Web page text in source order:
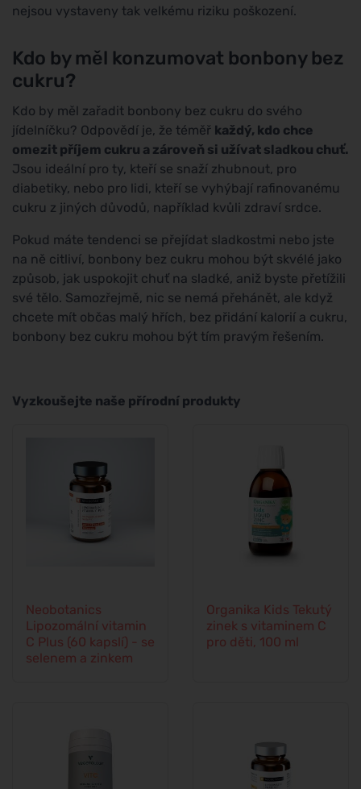
nejsou vystaveny tak velkému riziku poškození.
Kdo by měl konzumovat bonbony bez
cukru?
Kdo by měl zařadit bonbony bez cukru do svého
jídelníčku? Odpovědí je, že téměř každý, kdo chce
omezit příjem cukru a zároveň si užívat sladkou chuť.
Jsou ideální pro ty, kteří se snaží zhubnout, pro
diabetiky, nebo pro lidi, kteří se vyhýbají rafinovanému
cukru z jiných důvodů, například kvůli zdraví srdce.
Pokud máte tendenci se přejídat sladkostmi nebo jste
na ně citliví, bonbony bez cukru mohou být skvélé jako
způsob, jak uspokojit chuť na sladké, aniž byste přetížili
své tělo. Samozřejmě, nic se nemá přehánět, ale když
chcete mít občas malý hřích, bez přidání kalorií a cukru,
bonbony bez cukru mohou být tím pravým řešením.
Vyzkoušejte naše přírodní produkty
Neobotanics
Lipozomální vitamin
C Plus (60 kapslí) - se
selenem a zinkem
Organika Kids Tekutý
zinek s vitaminem C
pro děti, 100 ml